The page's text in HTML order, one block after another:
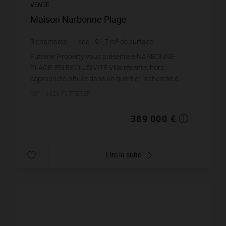
VENTE
Maison Narbonne Plage
3 chambres sde 91,7 m² de surface
4 242,09 €
Fütterer Property vous présente à NARBONNE-
PLAGE: EN EXCLUSIVITÉ.Villa récente, hors
copropriété, située dans un quartier recherché à
389 000 €
Lire la suite